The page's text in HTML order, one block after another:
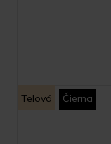
Telová Čierna